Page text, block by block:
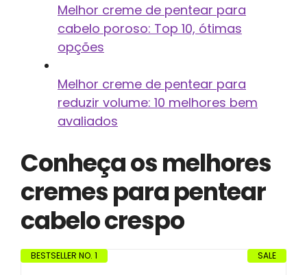
Melhor creme de pentear para
cabelo poroso: Top 10, ótimas
opções
Melhor creme de pentear para
reduzir volume: 10 melhores bem
avaliados
Conheça os melhores
cremes para pentear
cabelo crespo
SALE
BESTSELLER NO. 1